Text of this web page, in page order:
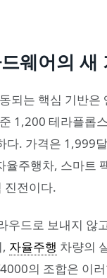
웨어의 새
되는 핵심 기반
1,200 테라플롭
. 가격은 1,999
주행차, 스마트
진전이다.
우드로 보내지 않
자율주행 차량의
의 조합은 이